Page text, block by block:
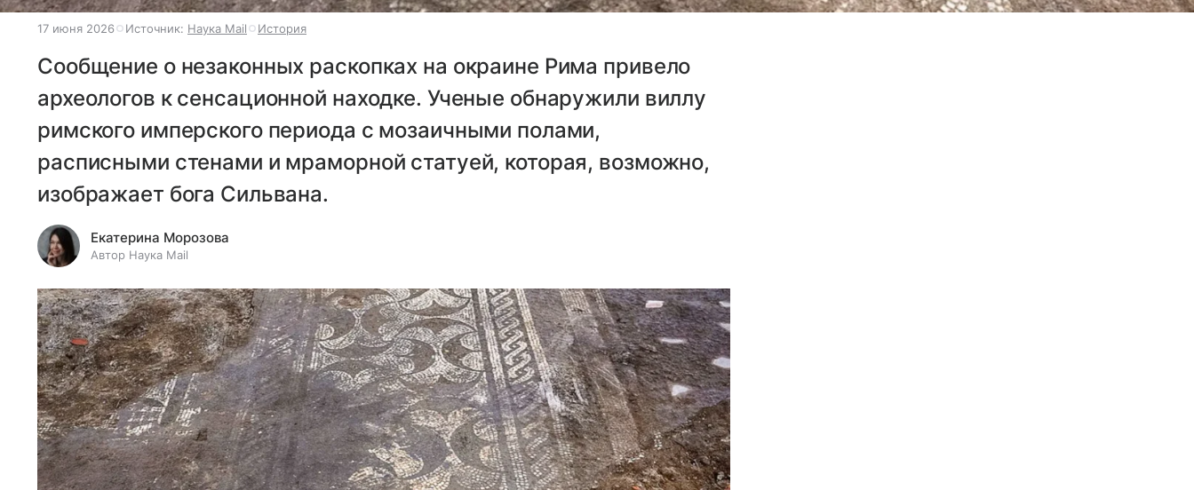
17 июня 2026 Источник: Наука Mail История
Сообщение о незаконных раскопках на окраине Рима привело
археологов к сенсационной находке. Ученые обнаружили виллу
римского имперского периода с мозаичными полами,
расписными стенами и мраморной статуей, которая, возможно,
изображает бога Сильвана.
Екатерина Морозова
Автор Наука Mail